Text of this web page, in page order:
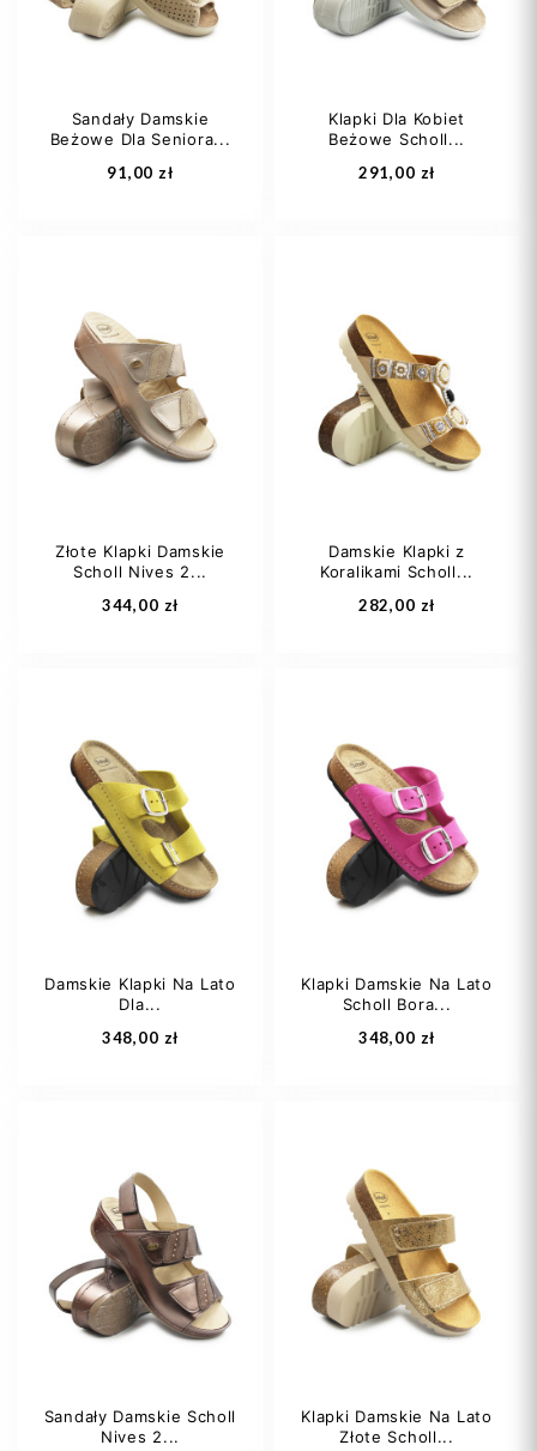
Dodaj do koszyka Dodaj do koszyka
Sandały Damskie
Beżowe Dla Seniora...
91,00 zł
37
40
Dodaj do koszyka
Klapki Dla Kobiet
Beżowe Scholl...
291,00 zł
40
Dodaj do koszyka
Złote Klapki Damskie
Scholl Nives 2...
344,00 zł
38
40
41
Dodaj do koszyka
Damskie Klapki z
Koralikami Scholl...
282,00 zł
39
41
Dodaj do koszyka
Damskie Klapki Na Lato
Dla...
348,00 zł
39
41
Dodaj do koszyka
Klapki Damskie Na Lato
Scholl Bora...
348,00 zł
37
39
40
Dodaj do koszyka
Sandały Damskie Scholl
Nives 2...
Klapki Damskie Na Lato
Złote Scholl...